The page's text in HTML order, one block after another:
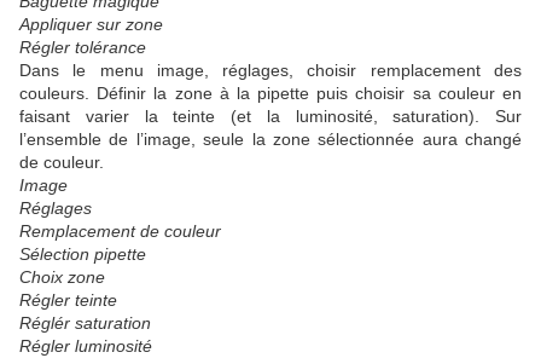
Appliquer sur zone
Régler tolérance
Dans le menu image, réglages, choisir remplacement des
couleurs. Définir la zone à la pipette puis choisir sa couleur en
faisant varier la teinte (et la luminosité, saturation). Sur
l’ensemble de l’image, seule la zone sélectionnée aura changé
de couleur.
Image
Réglages
Remplacement de couleur
Sélection pipette
Choix zone
Régler teinte
Réglér saturation
Régler luminosité